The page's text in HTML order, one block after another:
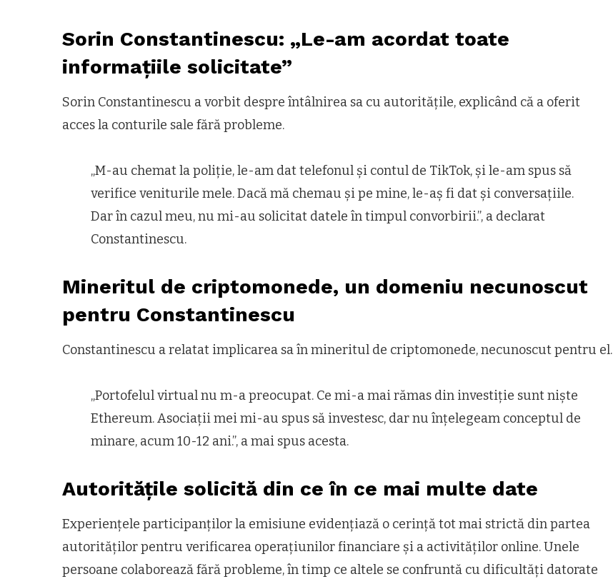
Sorin Constantinescu: „Le-am acordat toate
informațiile solicitate”
Sorin Constantinescu a vorbit despre întâlnirea sa cu autoritățile, explicând că a oferit
acces la conturile sale fără probleme.
„M-au chemat la poliție, le-am dat telefonul și contul de TikTok, și le-am spus să
verifice veniturile mele. Dacă mă chemau și pe mine, le-aș fi dat și conversațiile.
Dar în cazul meu, nu mi-au solicitat datele în timpul convorbirii.”, a declarat
Constantinescu.
Mineritul de criptomonede, un domeniu necunoscut
pentru Constantinescu
Constantinescu a relatat implicarea sa în mineritul de criptomonede, necunoscut pentru el.
„Portofelul virtual nu m-a preocupat. Ce mi-a mai rămas din investiție sunt niște
Ethereum. Asociații mei mi-au spus să investesc, dar nu înțelegeam conceptul de
minare, acum 10-12 ani.”, a mai spus acesta.
Autoritățile solicită din ce în ce mai multe date
Experiențele participanților la emisiune evidențiază o cerință tot mai strictă din partea
autorităților pentru verificarea operațiunilor financiare și a activităților online. Unele
persoane colaborează fără probleme, în timp ce altele se confruntă cu dificultăți datorate